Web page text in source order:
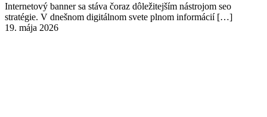
Internetový banner sa stáva čoraz dôležitejším nástrojom seo
stratégie. V dnešnom digitálnom svete plnom informácií[…]
19. mája 2026